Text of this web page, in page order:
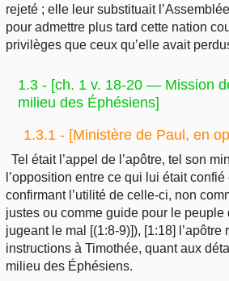
rejeté ; elle leur substituait
pour admettre plus tard cette nation
privilèges que ceux qu’elle avait
1.3 - [ch. 1 v. 18-20 — Mission
milieu des Éphésiens]
1.3.1 - [Ministère de Paul, en
Tel était l’appel de l’apôtre, tel son
l’opposition entre ce qui lui était
confirmant l’utilité de celle-ci, non
justes ou comme guide pour le
jugeant le mal [(1:8-9)]), [1:18] l’apôtre
instructions à Timothée, quant aux
milieu des Éphésiens.